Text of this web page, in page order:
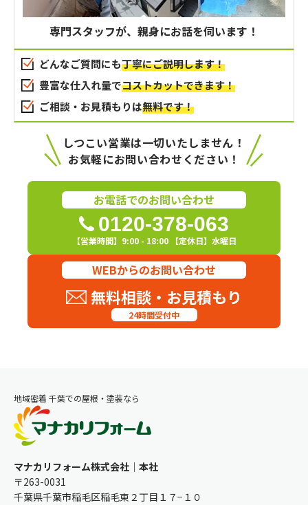
専門スタッフが、親身にお話を伺います！
どんなご質問にも丁寧にご説明します！
豊富な仕入れ量でコストカットできます！
ご相談・お見積もりは無料です！
しつこい営業は一切いたしません！
お気軽にお問い合わせください！
お電話でのお問い合わせ
0120-378-063
【営業時間】9:00 - 18:00 【定休日】水曜日
WEBからのお問い合わせ
無料相談・お見積もり
24時間受付中
地域密着 千葉での屋根・塗装なら
マナカリフォーム株式会社｜本社
〒263-0031
千葉県千葉市稲毛区稲毛東２丁目１７−１０